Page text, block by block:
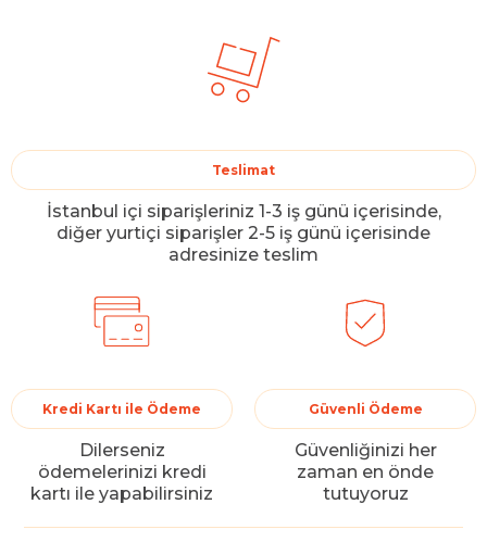
Teslimat
İstanbul içi siparişleriniz 1-3 iş günü içerisinde,
diğer yurtiçi siparişler 2-5 iş günü içerisinde
adresinize teslim
Kredi Kartı ile Ödeme
Dilerseniz
ödemelerinizi kredi
kartı ile yapabilirsiniz
Güvenli Ödeme
Güvenliğinizi her
zaman en önde
tutuyoruz